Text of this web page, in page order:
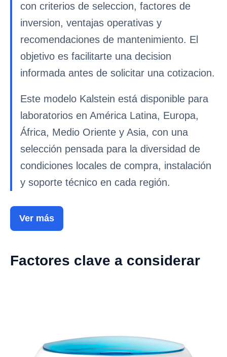
con criterios de seleccion, factores de
inversion, ventajas operativas y
recomendaciones de mantenimiento. El
objetivo es facilitarte una decision
informada antes de solicitar una cotizacion.
Este modelo Kalstein está disponible para
laboratorios en América Latina, Europa,
África, Medio Oriente y Asia, con una
selección pensada para la diversidad de
condiciones locales de compra, instalación
y soporte técnico en cada región.
Ver más
Factores clave a considerar